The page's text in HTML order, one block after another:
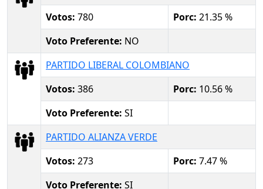
Votos: 780 Porc: 21.35 %
Voto Preferente: NO
PARTIDO LIBERAL COLOMBIANO
Votos: 386 Porc: 10.56 %
Voto Preferente: SI
PARTIDO ALIANZA VERDE
Votos: 273 Porc: 7.47 %
Voto Preferente: SI